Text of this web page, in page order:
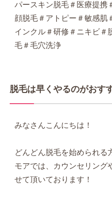
パースキン脱毛＃医療提携
顔脱毛＃アトピー＃敏感肌
インクル＃研修＃ニキビ＃
毛＃毛穴洗浄
脱毛は早くやるのがおす
みなさんこんにちは！
どんどん脱毛を始められる
モアでは、カウンセリング
せて頂いております！